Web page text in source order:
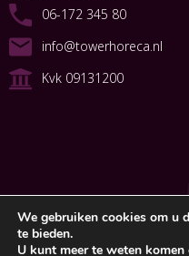
06-172 345 80
info@towerhoreca.nl
Kvk 09131200
We gebruiken cookies om u
te bieden.
U kunt meer te weten